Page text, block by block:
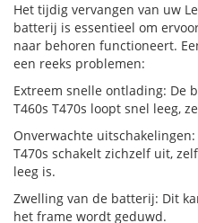
Het tijdig vervangen van uw
batterij is essentieel om
naar behoren functioneert.
een reeks problemen:
Extreem snelle ontlading: De
T460s T470s loopt snel leeg,
Onverwachte uitschakelingen:
T470s schakelt zichzelf uit,
leeg is.
Zwelling van de batterij: Dit
het frame wordt geduwd.